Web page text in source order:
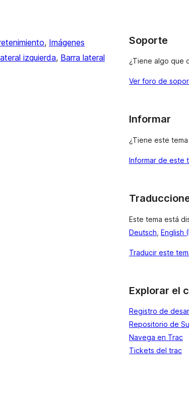
, Imágenes
izquierda, Barra lateral
Soporte
¿Tiene algo que
Ver foro de
Informar
¿Tiene este
Informar de este
Este tema está
Deutsch English
Traducir este
Explorar el
Registro de
Repositorio de
Navega en Trac
Tickets del trac